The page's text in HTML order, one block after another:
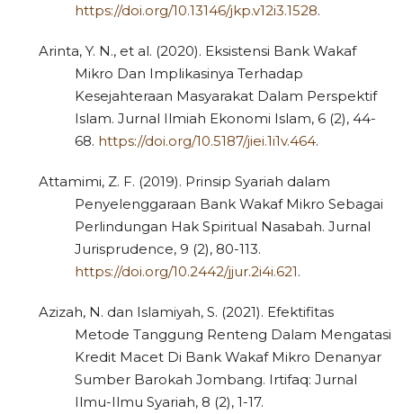
https://doi.org/10.13146/jkp.v12i3.1528.
Arinta, Y. N., et al. (2020). Eksistensi Bank Wakaf
Mikro Dan Implikasinya Terhadap
Kesejahteraan Masyarakat Dalam Perspektif
Islam. Jurnal Ilmiah Ekonomi Islam, 6 (2), 44-
68. https://doi.org/10.5187/jiei.1i1v.464.
Attamimi, Z. F. (2019). Prinsip Syariah dalam
Penyelenggaraan Bank Wakaf Mikro Sebagai
Perlindungan Hak Spiritual Nasabah. Jurnal
Jurisprudence, 9 (2), 80-113.
https://doi.org/10.2442/jjur.2i4i.621.
Azizah, N. dan Islamiyah, S. (2021). Efektifitas
Metode Tanggung Renteng Dalam Mengatasi
Kredit Macet Di Bank Wakaf Mikro Denanyar
Sumber Barokah Jombang. Irtifaq: Jurnal
Ilmu-Ilmu Syariah, 8 (2), 1-17.